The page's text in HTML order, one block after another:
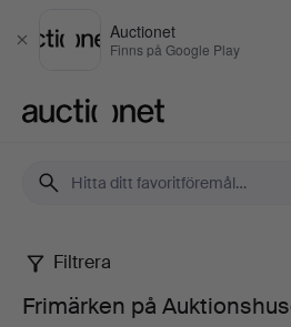
Stäng
Auctionet
Finns på Google Play
Frimärken
Filtrera
Frimärken på